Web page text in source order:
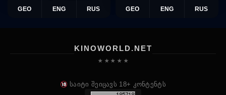
GEO ENG RUS GEO ENG RUS
KINOWORLD.NET
★ ★ ★ ★ ★
საიტი შეიცავს 18+ კონტენტს